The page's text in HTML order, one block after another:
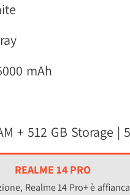
mAh
+ 512 GB Storage |
REALME 14 PRO
Realme 14 Pro+ è